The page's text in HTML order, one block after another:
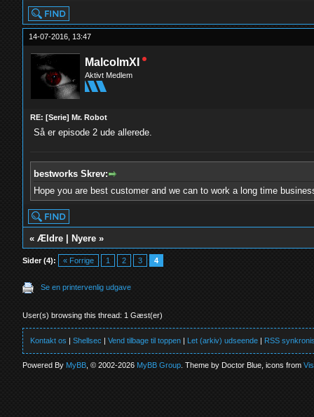
14-07-2016, 13:47
MalcolmXI
Aktivt Medlem
RE: [Serie] Mr. Robot
Så er episode 2 ude allerede.
bestworks Skrev:
Hope you are best customer and we can to work a long time
«Ældre Nyere »
Sider (4): « Forrige 1 2 3 4
Se en printervenlig udgave
User(s) browsing this thread: 1 Gæst(er)
Kontakt os |Shellsec |Vend tilbage til toppen | Let (arkiv) udseende | RSS
Powered ByMyBB , © 2002-2026MyBB Group . Theme by Doctor Blue, icons from